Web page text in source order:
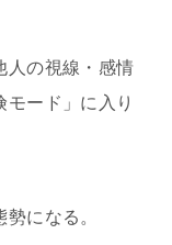
人の視線・感情
ード」に入り
になる。